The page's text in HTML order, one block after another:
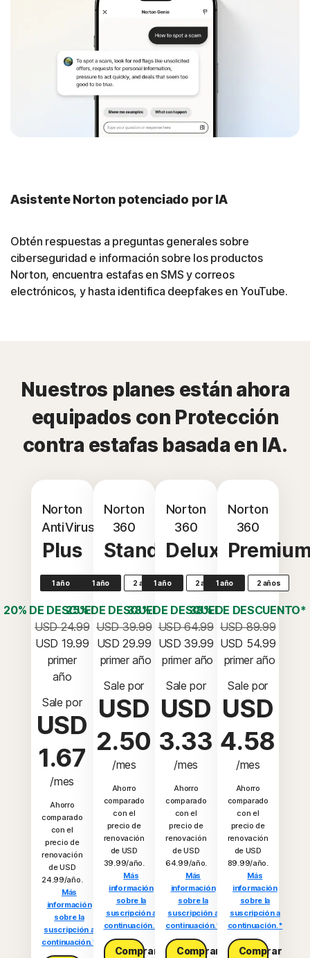
Asistente Norton potenciado por IA
Obtén respuestas a preguntas generales sobre
ciberseguridad e información sobre los productos
Norton, encuentra estafas en SMS y correos
electrónicos, y hasta identifica deepfakes en YouTube.
Nuestros planes están ahora
equipados con Protección
contra estafas basada en IA.
Norton
AntiVirus
Plus
1 año
20% DE DESCUENTO*
USD 24.99
USD 19.99
año
Sale por
USD
1.67
/mes
Ahorro
comparado
con el
precio de
renovación
de USD
24.99/año.
Más
información
sobre la
suscripción a
continuación.*
Norton
360
Standard
1 año 2 años
25% DE DESCUENTO*
USD 39.99
USD 29.99
primer año
Sale por
USD
2.50
/mes
Ahorro
comparado
con el
precio de
renovación
de USD
39.99/año.
Más
información
sobre la
suscripción a
continuación.*
Comprar
Norton
360
Deluxe
1 año 2 años
38% DE DESCUENTO*
USD 64.99
USD 39.99
primer año
Sale por
USD
3.33
/mes
Ahorro
comparado
con el
precio de
renovación
de USD
64.99/año.
Más
información
sobre la
suscripción a
continuación.*
Comprar
Norton
360
1 año 2 años
38% DE DESCUENTO*
USD 89.99
USD 54.99
primer año
Sale por
USD
4.58
/mes
Ahorro
comparado
con el
precio de
renovación
de USD
89.99/año.
Más
información
sobre la
suscripción a
continuación.*
Comprar